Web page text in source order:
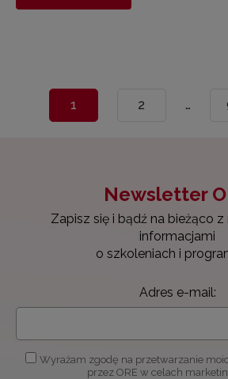
1 2 …
Newsletter
Zapisz się i bądź na bieżąco
informacjami
o szkoleniach i
Adres e-mail:
Wyrażam zgodę na przetwarzanie
przez ORE w celach